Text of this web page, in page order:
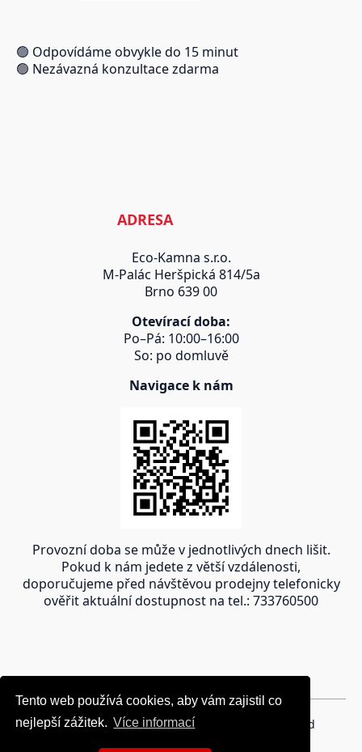
Tento web používá cookies, aby vám zajistil co
nejlepší zážitek. Více informací
Tento web používá cookies, aby vám zajistil co
nejlepší zážitek. Více informací
🟢 Odpovídáme obvykle do 15 minut
🟢 Nezávazná konzultace zdarma
ADRESA
Eco-Kamna s.r.o.
M-Palác Heršpická 814/5a
Brno 639 00
Otevírací doba:
Po–Pá: 10:00–16:00
So: po domluvě
Navigace k nám
Provozní doba se může v jednotlivých dnech lišit.
Pokud k nám jedete z větší vzdálenosti,
doporučujeme před návštěvou prodejny telefonicky
ověřit aktuální dostupnost na tel.: 733760500
Copyright © 2024 oravakrb.sk, All rights reserved